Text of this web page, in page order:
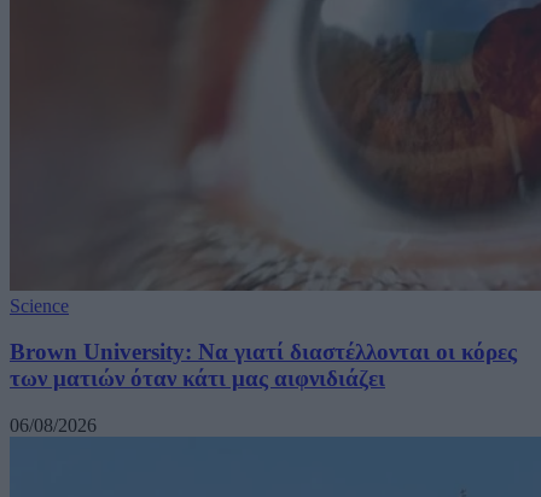
Science
Brown University: Να γιατί διαστέλλονται οι κόρες
των ματιών όταν κάτι μας αιφνιδιάζει
06/08/2026